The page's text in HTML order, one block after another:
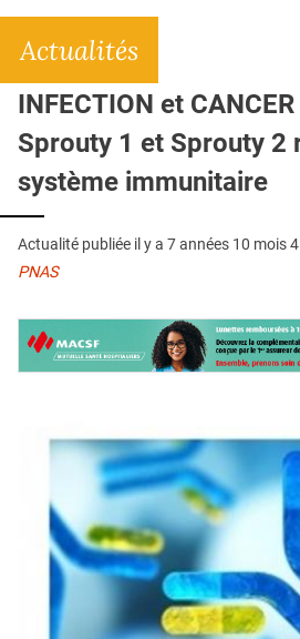
CRÉDITS
Actualités
INFECTION et
Sprouty 1 et Sprouty 2
système immunitaire
Actualité publiée il y a 7 années 10 mois
PNAS